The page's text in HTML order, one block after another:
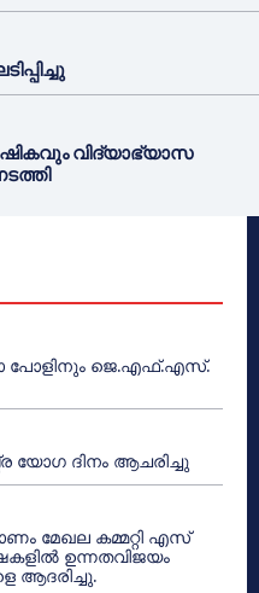
വിദ്യാഭ്യാസ
പോളിനും ജെ.എഫ്.എസ്.
യോഗ ദിനം ആചരിച്ചു
മേഖല കമ്മറ്റി എസ്
ഉന്നതവിജയം
ആദരിച്ചു.